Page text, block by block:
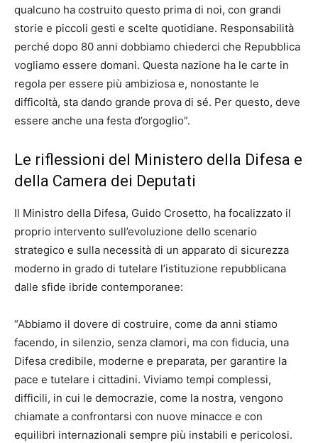
qualcuno ha costruito questo prima di noi, con grandi
storie e piccoli gesti e scelte quotidiane. Responsabilità
perché dopo 80 anni dobbiamo chiederci che Repubblica
vogliamo essere domani. Questa nazione ha le carte in
regola per essere più ambiziosa e, nonostante le
difficoltà, sta dando grande prova di sé. Per questo, deve
essere anche una festa d’orgoglio”.
Le riflessioni del Ministero della Difesa e
della Camera dei Deputati
Il Ministro della Difesa, Guido Crosetto, ha focalizzato il
proprio intervento sull’evoluzione dello scenario
strategico e sulla necessità di un apparato di sicurezza
moderno in grado di tutelare l’istituzione repubblicana
dalle sfide ibride contemporanee:
“Abbiamo il dovere di costruire, come da anni stiamo
facendo, in silenzio, senza clamori, ma con fiducia, una
Difesa credibile, moderne e preparata, per garantire la
pace e tutelare i cittadini. Viviamo tempi complessi,
difficili, in cui le democrazie, come la nostra, vengono
chiamate a confrontarsi con nuove minacce e con
equilibri internazionali sempre più instabili e pericolosi.